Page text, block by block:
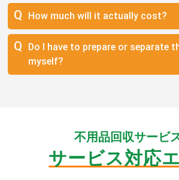
How much will it actually cost?
Do I have to prepare or separate
myself?
不用品回収サービ
サービス対応